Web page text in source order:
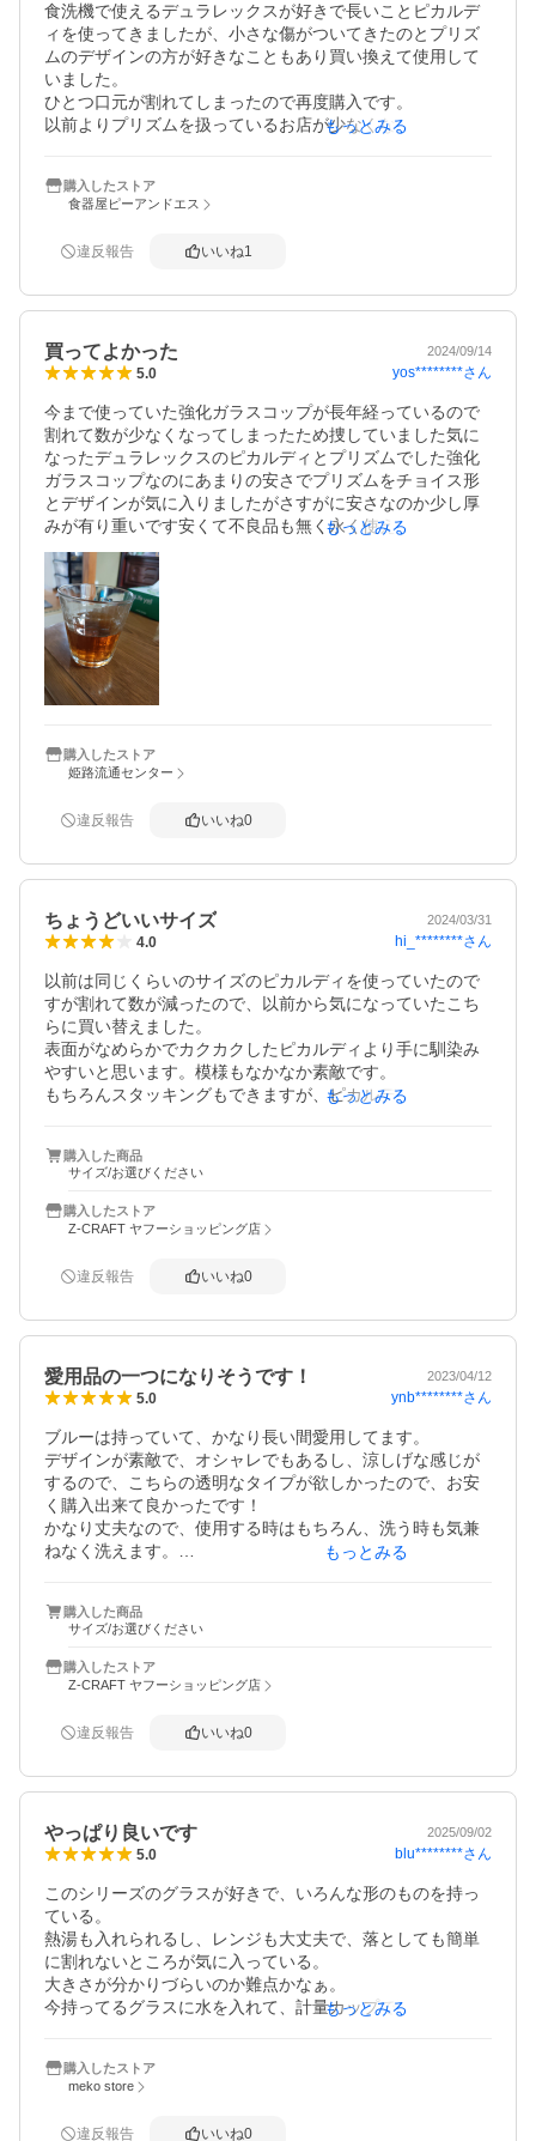
食洗機で使えるデュラレックスが好きで長いことピカルデ
ィを使ってきましたが、小さな傷がついてきたのとプリズ
ムのデザインの方が好きなこともあり買い換えて使用して
いました。
ひとつ口元が割れてしまったので再度購入です。
以前よりプリズムを扱っているお店が少なくなっていたの
もっとみる
購入したストア
食器屋ピーアンドエス
違反報告 いいね1
買ってよかった 2024/09/14
5.0 yos********さん
今まで使っていた強化ガラスコップが長年経っているので
割れて数が少なくなってしまったため捜していました気に
なったデュラレックスのピカルディとプリズムでした強化
ガラスコップなのにあまりの安さでプリズムをチョイス形
とデザインが気に入りましたがさすがに安さなのか少し厚
みが有り重いです安くて不良品も無く永く使えれば良い買
い物です
もっとみる
購入したストア
姫路流通センター
違反報告 いいね0
ちょうどいいサイズ 2024/03/31
4.0 hi_********さん
以前は同じくらいのサイズのピカルディを使っていたので
すが割れて数が減ったので、以前から気になっていたこち
らに買い替えました。
表面がなめらかでカクカクしたピカルディより手に馴染み
やすいと思います。模様もなかなか素敵です。
もちろんスタッキングもできますが、ピカルディよりたま
もっとみる
購入した商品
サイズ/お選びください
購入したストア
Z-CRAFT ヤフーショッピング店
違反報告 いいね0
愛用品の一つになりそうです！ 2023/04/12
5.0 ynb********さん
ブルーは持っていて、かなり長い間愛用してます。
デザインが素敵で、オシャレでもあるし、涼しげな感じが
するので、こちらの透明なタイプが欲しかったので、お安
く購入出来て良かったです！
かなり丈夫なので、使用する時はもちろん、洗う時も気兼
ねなく洗えます。
もっとみる
購入した商品
サイズ/お選びください
購入したストア
Z-CRAFT ヤフーショッピング店
違反報告 いいね0
やっぱり良いです 2025/09/02
5.0 blu********さん
このシリーズのグラスが好きで、いろんな形のものを持っ
ている。
熱湯も入れられるし、レンジも大丈夫で、落としても簡単
に割れないところが気に入っている。
大きさが分かりづらいのか難点かなぁ。
今持ってるグラスに水を入れて、計量カップで測った後に
もっとみる
購入したストア
meko store
違反報告 いいね0